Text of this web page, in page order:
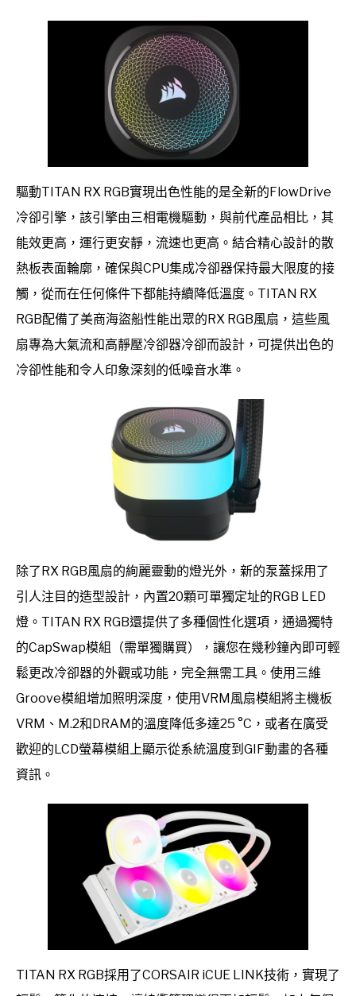
驅動TITAN RX RGB實現出色性能的是全新的FlowDrive
冷卻引擎，該引擎由三相電機驅動，與前代產品相比，其
能效更高，運行更安靜，流速也更高。結合精心設計的散
熱板表面輪廓，確保與CPU集成冷卻器保持最大限度的接
觸，從而在任何條件下都能持續降低溫度。TITAN RX
RGB配備了美商海盜船性能出眾的RX RGB風扇，這些風
扇專為大氣流和高靜壓冷卻器冷卻而設計，可提供出色的
冷卻性能和令人印象深刻的低噪音水準。
除了RX RGB風扇的絢麗靈動的燈光外，新的泵蓋採用了
引人注目的造型設計，內置20顆可單獨定址的RGB LED
燈。TITAN RX RGB還提供了多種個性化選項，通過獨特
的CapSwap模組（需單獨購買），讓您在幾秒鐘內即可輕
鬆更改冷卻器的外觀或功能，完全無需工具。使用三維
Groove模組增加照明深度，使用VRM風扇模組將主機板
VRM、M.2和DRAM的溫度降低多達25 °C，或者在廣受
歡迎的LCD螢幕模組上顯示從系統溫度到GIF動畫的各種
資訊。
TITAN RX RGB採用了CORSAIR iCUE LINK技術，實現了